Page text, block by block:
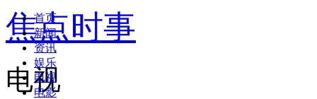
首页
新闻
资讯
娱乐
电视
电影
焦点时事
电视